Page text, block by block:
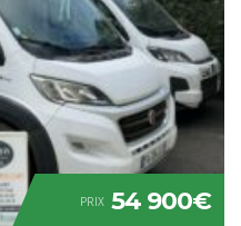
PRIX 54 900€